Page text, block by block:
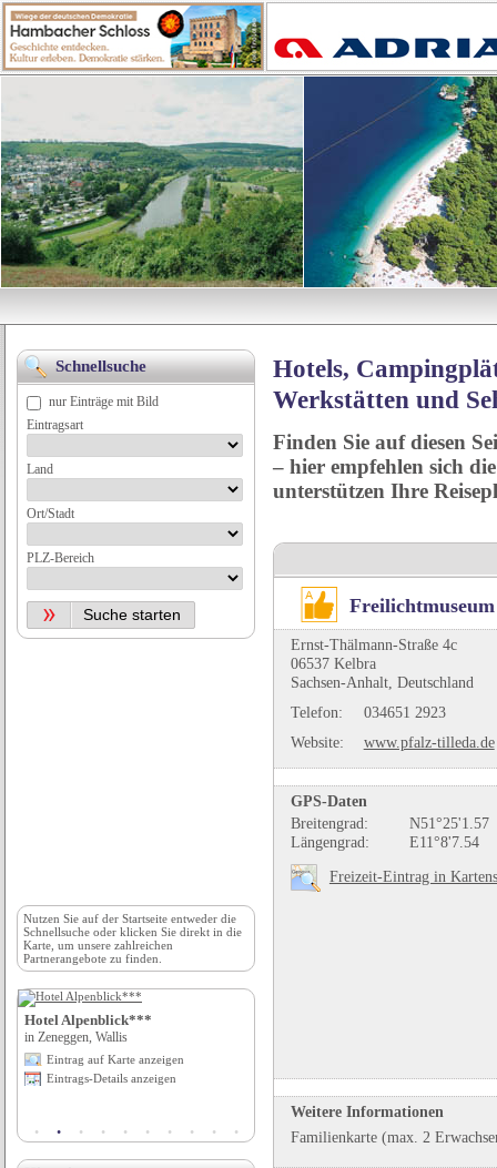
Hotels,
Werkstätten und
Finden Sie auf diesen
– hier empfehlen sich
unterstützen Ihre
Ernst-Thälmann-Straße 4c
06537 Kelbra
Sachsen-Anhalt, Deutschland
Telefon:
034651 2923
Website:
www.pfalz-tilleda.de
GPS-Daten
Breitengrad:
N51°25'1.57
Längengrad:
E11°8'7.54
Freizeit-Eintrag in
Weitere Informationen
Familienkarte (max. 2
Schnellsuche
nur Einträge mit Bild
Eintragsart
Land
Ort/Stadt
PLZ-Bereich
Nutzen Sie auf der Startseite entweder die
Schnellsuche oder klicken Sie direkt in die
Karte, um unsere zahlreichen
Partnerangebote zu finden.
Hotel Alpenblick***
in Zeneggen, Wallis
Eintrag auf Karte anzeigen
Eintrags-Details anzeigen
Eintrags-Details anzeigen